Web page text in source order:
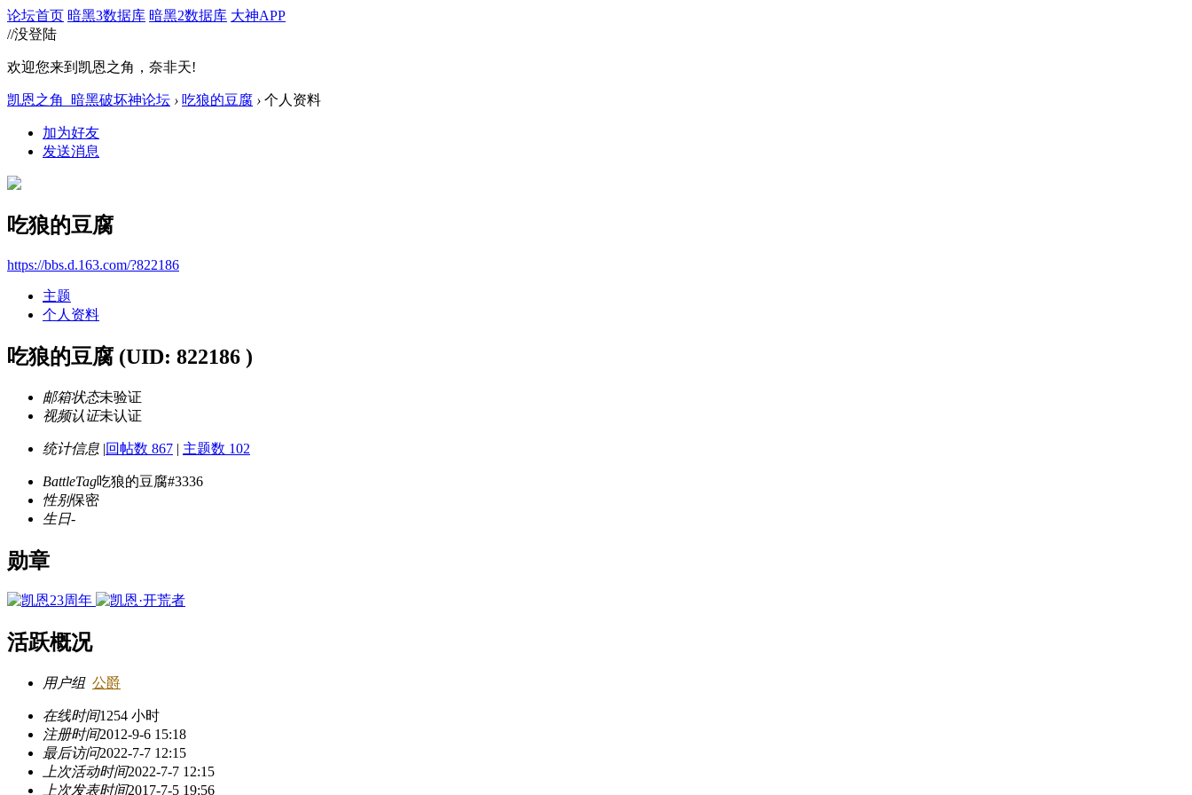
论坛首页 暗黑3数据库 暗黑2数据库 大神APP
//没登陆
欢迎您来到凯恩之角，奈非天!
凯恩之角_暗黑破坏神论坛 › 吃狼的豆腐 › 个人资料
加为好友
发送消息
吃狼的豆腐
https://bbs.d.163.com/?822186
主题
个人资料
吃狼的豆腐 (UID: 822186 )
邮箱状态未验证
视频认证未认证
统计信息 |回帖数 867 | 主题数 102
BattleTag吃狼的豆腐#3336
性别保密
生日-
勋章
活跃概况
用户组 公爵
在线时间1254 小时
注册时间2012-9-6 15:18
最后访问2022-7-7 12:15
上次活动时间2022-7-7 12:15
上次发表时间2017-7-5 19:56